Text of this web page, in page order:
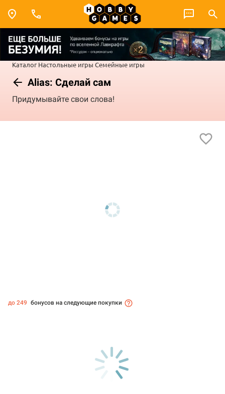
Каталог Настольные игры Семейные игры
Alias: Сделай сам
Придумывайте свои слова!
до 249 бонусов на следующие покупки